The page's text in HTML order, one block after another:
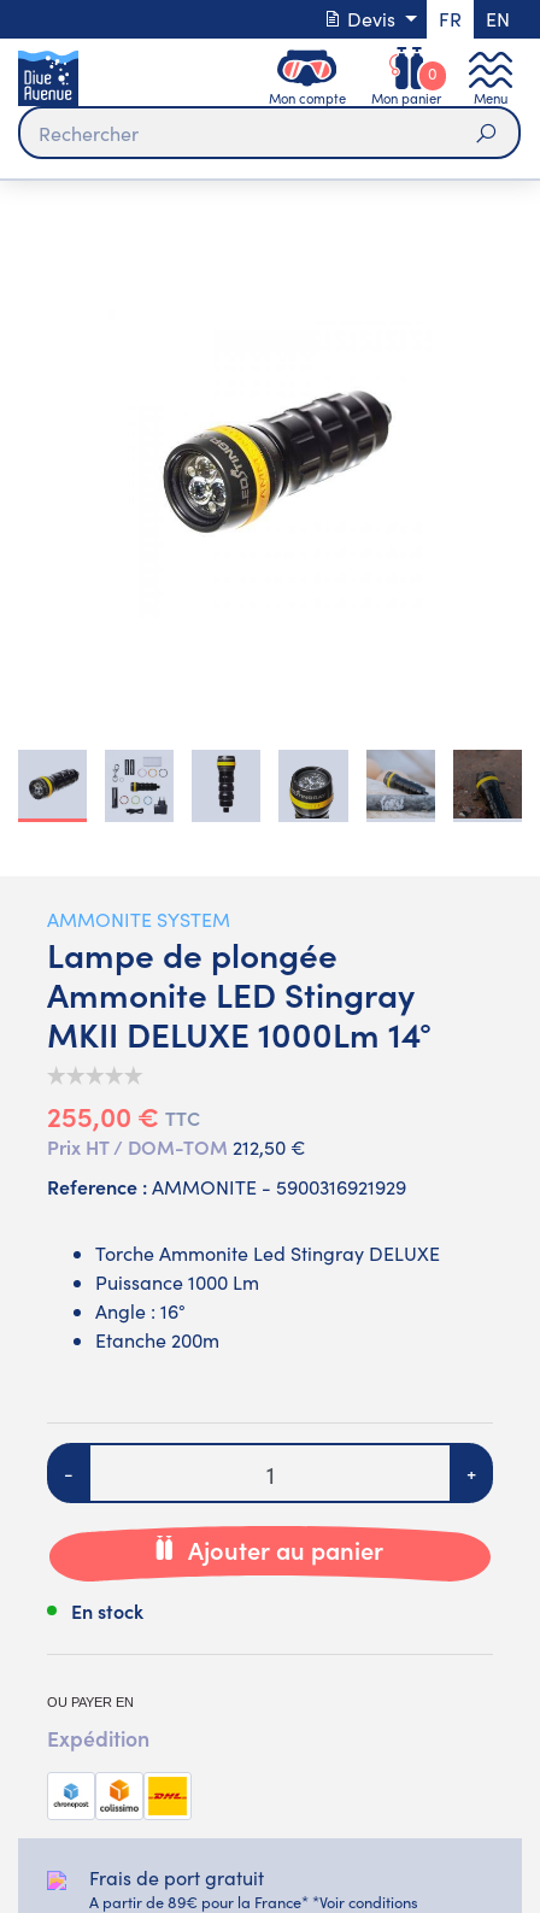
Devis FR EN
Mon compte Mon panier
0
Menu
AMMONITE SYSTEM
Lampe de plongée
Ammonite LED Stingray
MKII DELUXE 1000Lm 14°
255,00 € TTC
Prix HT / DOM-TOM 212,50 €
Reference :AMMONITE - 5900316921929
Torche Ammonite Led Stingray DELUXE
Puissance 1000 Lm
Angle : 16°
Etanche 200m
Quantité
- +
Ajouter au panier
En stock
OU PAYER EN
Expédition
Frais de port gratuit
A partir de 89€ pour la France* *Voir conditions